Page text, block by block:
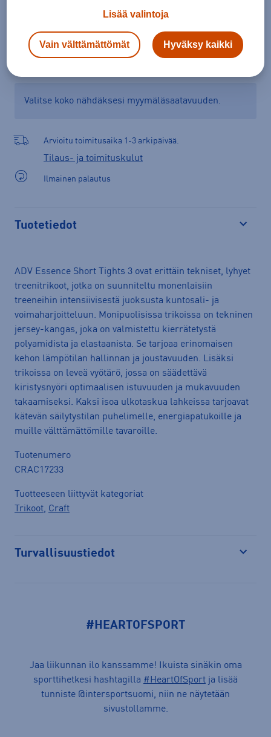
Tarkista saatavuus ja tilaa myymälästä
Valitse koko nähdäksesi myymäläsaatavuuden.
Arvioitu toimitusaika 1-3 arkipäivää.
Tilaus- ja toimituskulut
Ilmainen palautus
Tuotetiedot
ADV Essence Short Tights 3 ovat erittäin tekniset, lyhyet
treenitrikoot, jotka on suunniteltu monenlaisiin
treeneihin intensiivisestä juoksusta kuntosali- ja
voimaharjoitteluun. Monipuolisissa trikoissa on tekninen
jersey-kangas, joka on valmistettu kierrätetystä
polyamidista ja elastaanista. Se tarjoaa erinomaisen
kehon lämpötilan hallinnan ja joustavuuden. Lisäksi
trikoissa on leveä vyötärö, jossa on säädettävä
kiristysnyöri optimaalisen istuvuuden ja mukavuuden
takaamiseksi. Kaksi isoa ulkotaskua lahkeissa tarjoavat
kätevän säilytystilan puhelimelle, energiapatukoille ja
muille välttämättömille tavaroille.
Tuotenumero
CRAC17233
Tuotteeseen liittyvät kategoriat
Trikoot, Craft
Turvallisuustiedot
#HEARTOFSPORT
Jaa liikunnan ilo kanssamme! Ikuista sinäkin oma
sporttihetkesi hashtagilla #HeartOfSport ja lisää
tunniste @intersportsuomi, niin ne näytetään
sivustollamme.
Lisää valintoja
Vain välttämättömät Hyväksy kaikki